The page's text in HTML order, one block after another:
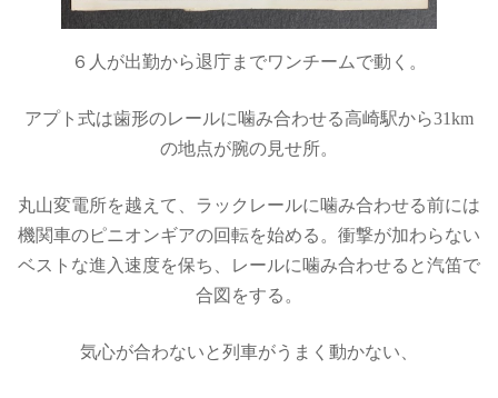
６人が出勤から退庁までワンチームで動く。
アプト式は歯形のレールに噛み合わせる高崎駅から31km
の地点が腕の見せ所。
丸山変電所を越えて、ラックレールに噛み合わせる前には
機関車のピニオンギアの回転を始める。衝撃が加わらない
ベストな進入速度を保ち、レールに噛み合わせると汽笛で
合図をする。
気心が合わないと列車がうまく動かない、